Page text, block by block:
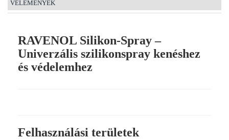
VÉLEMÉNYEK
RAVENOL Silikon-Spray –
Univerzális szilikonspray kenéshez
és védelemhez
Felhasználási területek